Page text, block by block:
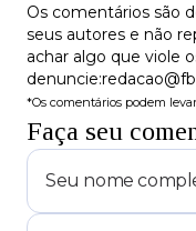
Os comentários são
seus autores e não
achar algo que viole
*Os comentários podem
Faça seu